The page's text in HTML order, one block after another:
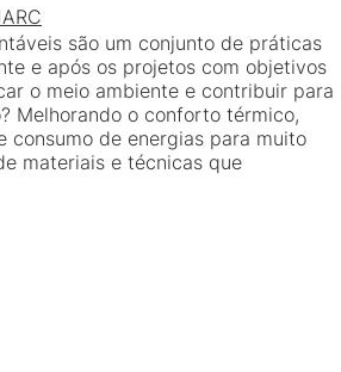
são um conjunto de práticas
e após os projetos com objetivos
o meio ambiente e contribuir para
Melhorando o conforto térmico,
consumo de energias para muito
materiais e técnicas que